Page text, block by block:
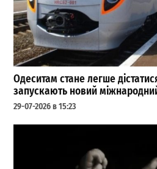
Одеситам стане легше
запускають новий
29-07-2026 в 15:23